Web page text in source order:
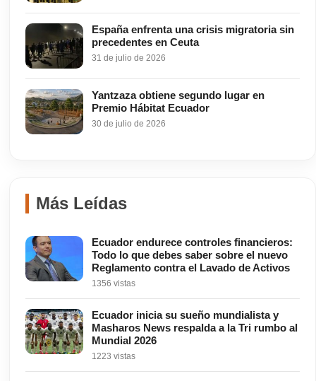
España enfrenta una crisis migratoria sin
precedentes en Ceuta
31 de julio de 2026
Yantzaza obtiene segundo lugar en
Premio Hábitat Ecuador
30 de julio de 2026
Más Leídas
Ecuador endurece controles financieros:
Todo lo que debes saber sobre el nuevo
Reglamento contra el Lavado de Activos
1356 vistas
Ecuador inicia su sueño mundialista y
Masharos News respalda a la Tri rumbo al
Mundial 2026
1223 vistas